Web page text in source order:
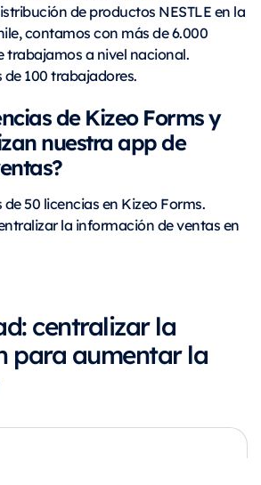
de productos NESTLE en la
contamos con más de 6.000
trabajamos a nivel nacional.
100 trabajadores.
de Kizeo Forms y
nuestra app de
50 licencias en Kizeo Forms.
la información de ventas en
centralizar la
para aumentar la